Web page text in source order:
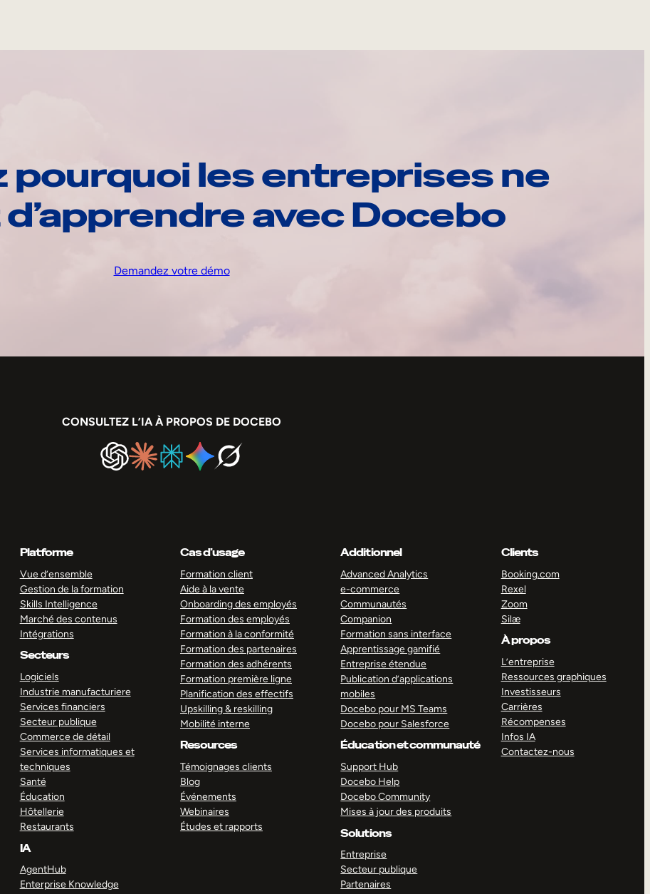
pourquoi les entreprises ne
avec Docebo
Demandez votre démo
CONSULTEZ L’IA À PROPOS DE DOCEBO
Platforme
Vue d’ensemble
Gestion de la formation
Skills Intelligence
Marché des contenus
Intégrations
Secteurs
Logiciels
Industrie manufacturiere
Services financiers
Secteur publique
Commerce de détail
Services informatiques et
techniques
Santé
Éducation
Hôtellerie
Restaurants
IA
AgentHub
Enterprise Knowledge
Cas d’usage
Formation client
Aide à la vente
Onboarding des employés
Formation des employés
Formation à la conformité
Formation des partenaires
Formation des adhérents
Formation première ligne
Planification des effectifs
Upskilling & reskilling
Mobilité interne
Resources
Témoignages clients
Blog
Événements
Webinaires
Études et rapports
Additionnel
Advanced Analytics
e-commerce
Communautés
Companion
Formation sans interface
Apprentissage gamifié
Entreprise étendue
Publication d’applications
mobiles
Docebo pour MS Teams
Docebo pour Salesforce
Éducation et communauté
Support Hub
Docebo Help
Docebo Community
Mises à jour des produits
Solutions
Entreprise
Secteur publique
Partenaires
Clients
Booking.com
Rexel
Zoom
Silæ
À propos
L’entreprise
Ressources graphiques
Investisseurs
Carrières
Récompenses
Infos IA
Contactez-nous